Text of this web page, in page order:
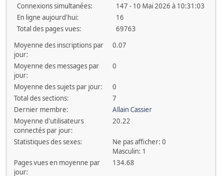
Connexions simultanées:
147 - 10 Mai 2026 à 10:31:03
En ligne aujourd'hui:
16
Total des pages vues:
69763
Moyenne des inscriptions par
jour:
0.07
Moyenne des messages par
jour:
0
Moyenne des sujets par jour:
0
Total des sections:
7
Dernier membre:
Allain Cassier
Moyenne d'utilisateurs
connectés par jour:
20.22
Statistiques des sexes:
Ne pas afficher: 0
Masculin: 1
Pages vues en moyenne par
jour:
134.68